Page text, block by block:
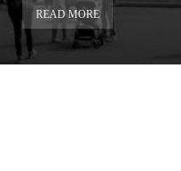
READ MORE